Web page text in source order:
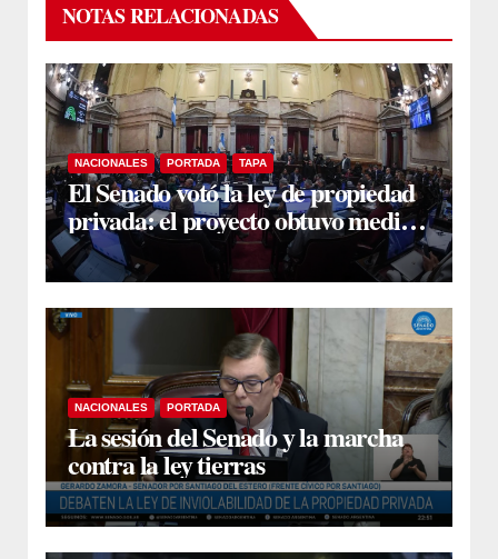
NOTAS RELACIONADAS
NACIONALES PORTADA TAPA
El Senado votó la ley de propiedad
privada: el proyecto obtuvo media
sanción
NACIONALES PORTADA
La sesión del Senado y la marcha
contra la ley tierras